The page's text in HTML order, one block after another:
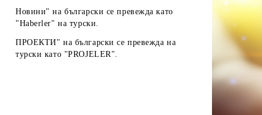
Новини" на български се превежда като
"Haberler" на турски.
ПРОЕКТИ" на български се превежда на
турски като "PROJELER".